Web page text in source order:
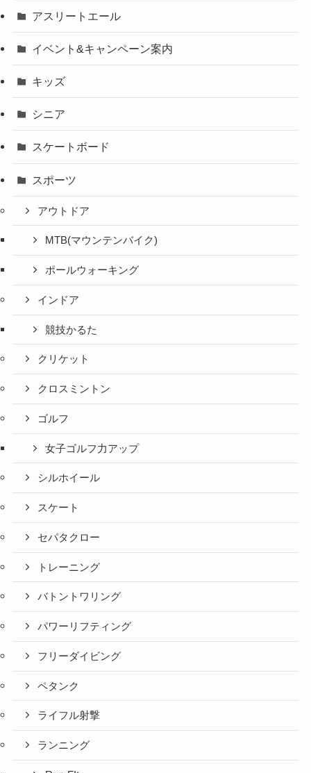
アスリートエール
イベント&キャンペーン案内
キッズ
シニア
スケートボード
スポーツ
アウトドア
MTB(マウンテンバイク)
ポールウォーキング
インドア
競技かるた
クリケット
クロスミントン
ゴルフ
女子ゴルフ力アップ
シルホイール
スケート
セパタクロー
トレーニング
バトントワリング
パワーリフティング
フリーダイビング
ペタンク
ライフル射撃
ランニング